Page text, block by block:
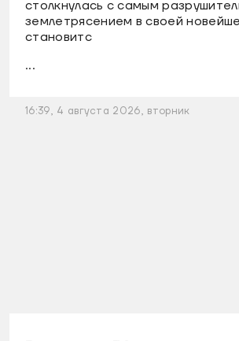
столкнулась с самым
землетрясением в своей
становитс
...
16:39, 4 августа 2026, вторник